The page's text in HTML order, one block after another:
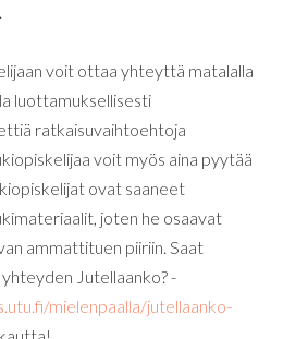
voit ottaa yhteyttä matalalla
luottamuksellisesti
ratkaisuvaihtoehtoja
voit myös aina pyytää
ovat saaneet
joten he osaavat
ammattituen piiriin. Saat
Jutellaanko? -
mielenpaalla/jutellaanko-